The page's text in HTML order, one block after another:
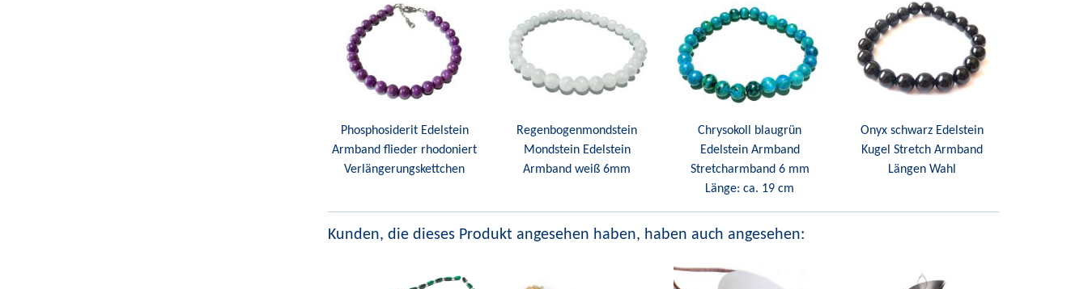
Phosphosiderit Edelstein
Armband flieder rhodoniert
Verlängerungskettchen
Regenbogenmondstein
Mondstein Edelstein
Armband weiß 6mm
Chrysokoll blaugrün
Edelstein Armband
Stretcharmband 6 mm
Länge: ca. 19 cm
Onyx schwarz Edelstein
Kugel Stretch Armband
Längen Wahl
Kunden, die dieses Produkt angesehen haben, haben auch angesehen: